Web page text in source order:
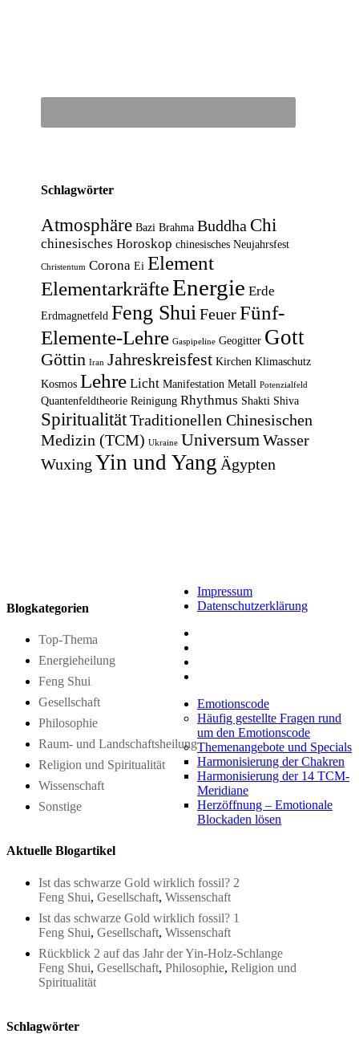
Schlagwörter
Atmosphäre Bazi Brahma Buddha Chi
chinesisches Horoskop chinesisches Neujahrsfest
Christentum Corona Ei Element
ElementarkräfteEnergie Erde
Erdmagnetfeld Feng Shui Feuer Fünf-
Elemente-Lehre Gaspipeline Geogitter Gott
Göttin Iran Jahreskreisfest Kirchen Klimaschutz
Kosmos Lehre Licht Manifestation Metall Potenzialfeld
Quantenfeldtheorie Reinigung Rhythmus Shakti Shiva
Spiritualität Traditionellen Chinesischen
Medizin (TCM) Ukraine Universum Wasser
Wuxing Yin und Yang Ägypten
Blogkategorien
Top-Thema
Energieheilung
Feng Shui
Gesellschaft
Philosophie
Raum- und Landschaftsheilung
Religion und Spiritualität
Wissenschaft
Sonstige
Aktuelle Blogartikel
Ist das schwarze Gold wirklich fossil? 2
Feng Shui, Gesellschaft, Wissenschaft
Ist das schwarze Gold wirklich fossil? 1
Feng Shui, Gesellschaft, Wissenschaft
Rückblick 2 auf das Jahr der Yin-Holz-Schlange
Feng Shui, Gesellschaft, Philosophie, Religion und
Spiritualität
Schlagwörter
Impressum
Datenschutzerklärung
Emotionscode
Häufig gestellte Fragen rund
um den Emotionscode
Themenangebote und Specials
Harmonisierung der Chakren
Harmonisierung der 14 TCM-
Meridiane
Herzöffnung – Emotionale
Blockaden lösen